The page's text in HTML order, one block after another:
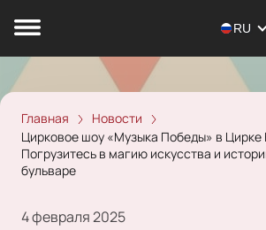
RU
Главная
Новости
Цирковое шоу «Музыка Победы» в Цирке
Погрузитесь в магию искусства и
бульваре
4 февраля 2025